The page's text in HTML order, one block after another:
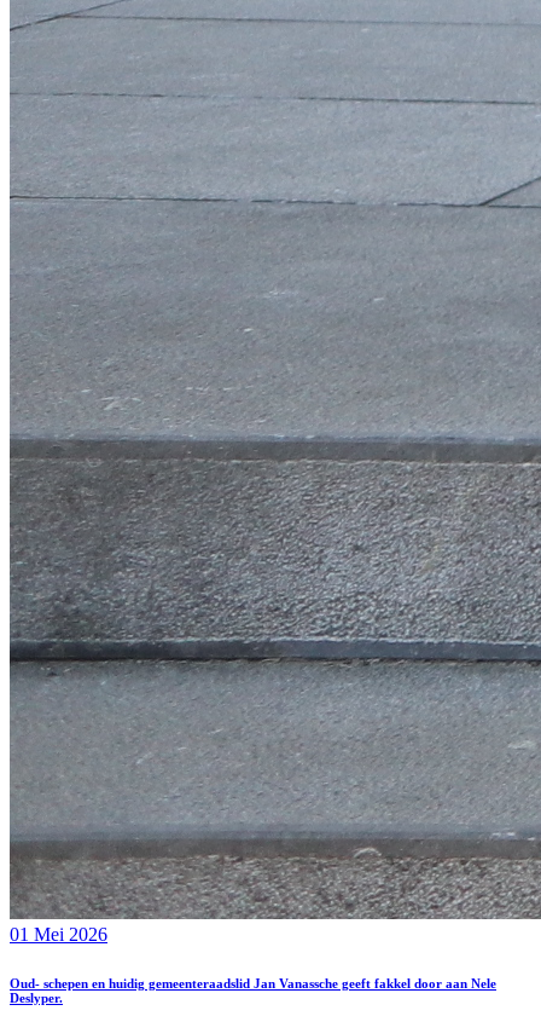
01 Mei 2026
Oud- schepen en huidig gemeenteraadslid Jan Vanassche geeft fakkel door aan Nele
Deslyper.